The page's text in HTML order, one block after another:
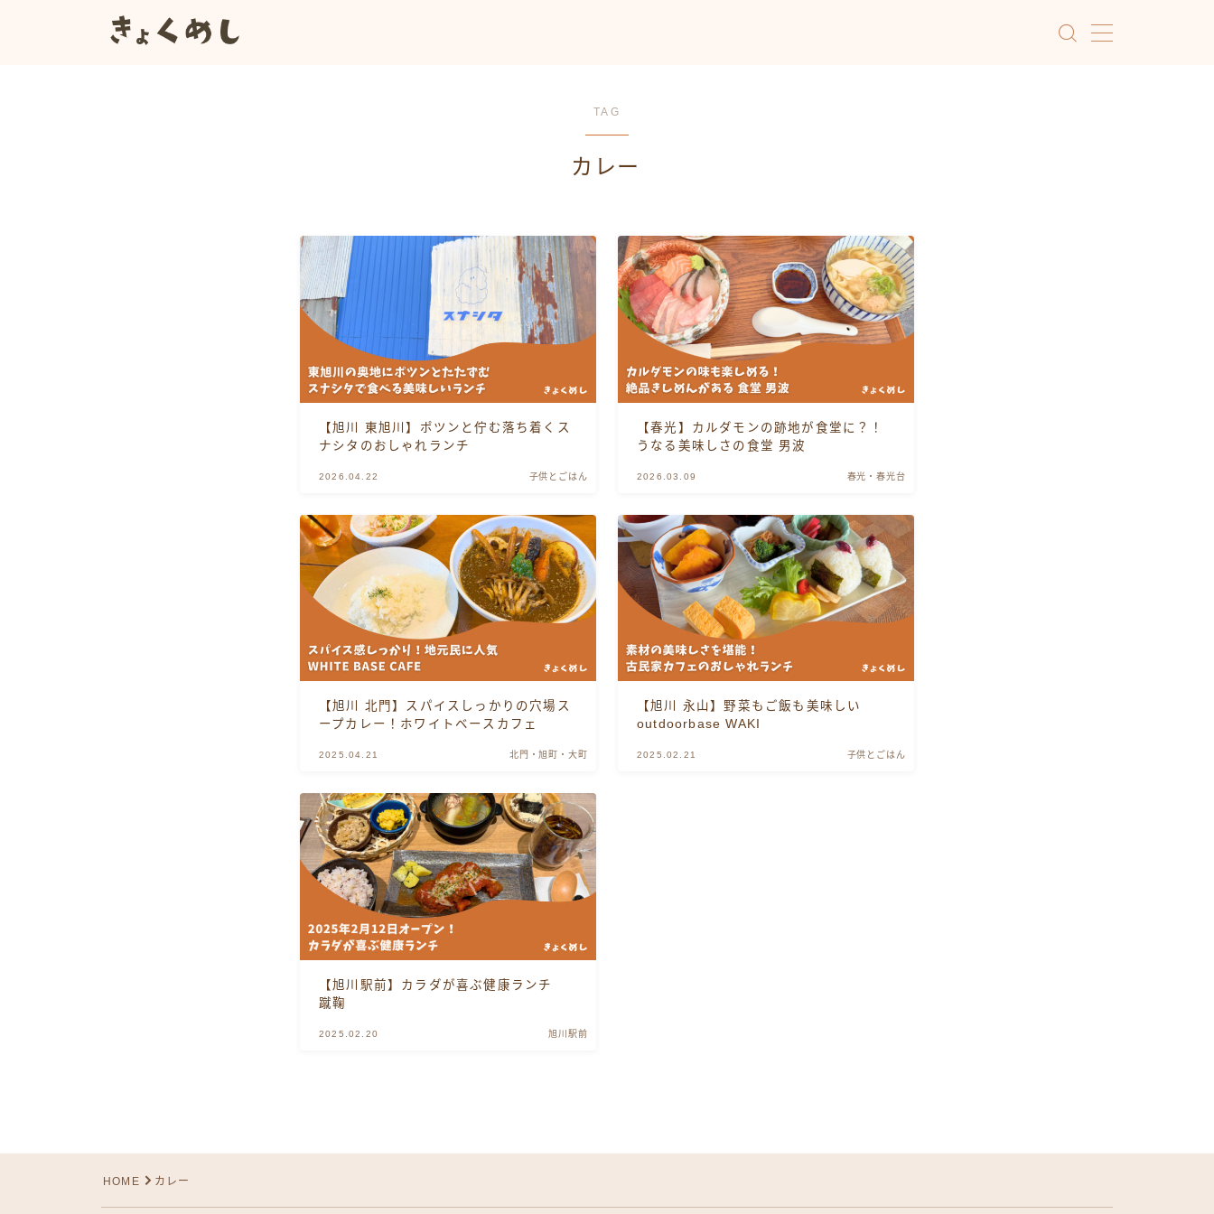
中心部エリア
キッチンカー
上川
北門・旭町・大町
春光・春光台
末広
東旭川
神楽・神居・神楽岡
緑町・錦町
美瑛・富良野
TAG
カレー
【旭川 東旭川】ポツンと佇む落ち着くス
ナシタのおしゃれランチ
2026.04.22 子供とごはん
【春光】カルダモンの跡地が食堂に？！
うなる美味しさの食堂 男波
2026.03.09 春光・春光台
【旭川 北門】スパイスしっかりの穴場ス
ープカレー！ホワイトベースカフェ
2025.04.21 北門・旭町・大町
【旭川 永山】野菜もご飯も美味しい
outdoorbase WAKI
2025.02.21 子供とごはん
【旭川駅前】カラダが喜ぶ健康ランチ
蹴鞠
2025.02.20 旭川駅前
HOME カレー